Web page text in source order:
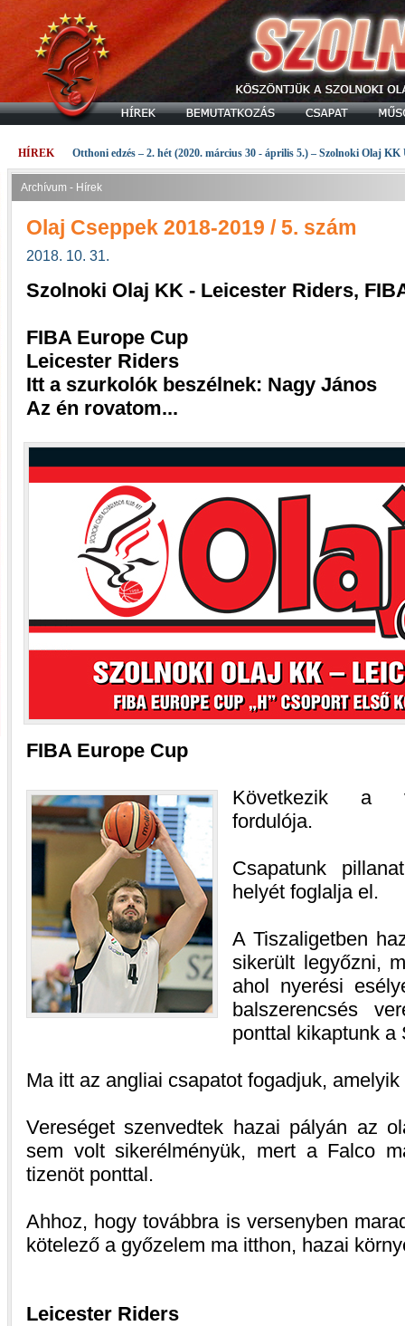
HÍREK Otthoni edzés – 2. hét (2020. március 30 - április 5.) – Szolnoki Olaj KK
Archívum - Hírek
Olaj Cseppek 2018-2019 / 5. szám
2018. 10. 31.
Szolnoki Olaj KK - Leicester Riders,
FIBA Europe Cup
Leicester Riders
Itt a szurkolók beszélnek: Nagy János
Az én rovatom...
FIBA Europe Cup
Következik a
fordulója.
Csapatunk
helyét foglalja el.
A Tiszaligetben
sikerült legyőzni,
ahol nyerési
balszerencsés
ponttal kikaptunk a
Ma itt az angliai csapatot fogadjuk,
Vereséget szenvedtek hazai pályán az
sem volt sikerélményük, mert a Falco
tizenöt ponttal.
Ahhoz, hogy továbbra is versenyben
kötelező a győzelem ma itthon, hazai
Leicester Riders